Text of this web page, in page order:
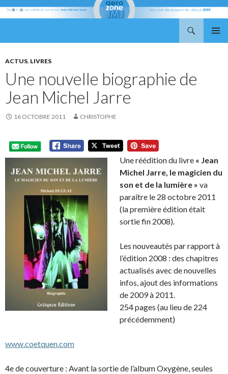
CONTENU
ACTUS, LIVRES
Une nouvelle biographie de
Jean Michel Jarre
16 OCTOBRE 2011 CHRISTOPHE
Une réédition du livre « Jean
Michel Jarre, le magicien du
son et de la lumière » va
paraître le 28 octobre 2011
(la première édition était
sortie fin 2008).
Les nouveautés par rapport à
l’édition 2008 : des chapitres
actualisés avec de nouvelles
infos, ajout des informations
de 2009 à 2011.
254 pages (au lieu de 224
précédemment)
www.coetquen.com
4e de couverture : Avant la sortie de l’album Oxygène, seules